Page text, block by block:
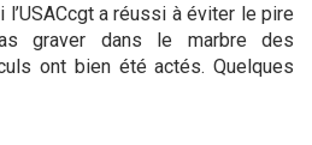
a réussi à éviter le pire
graver dans le marbre des
ont bien été actés. Quelques